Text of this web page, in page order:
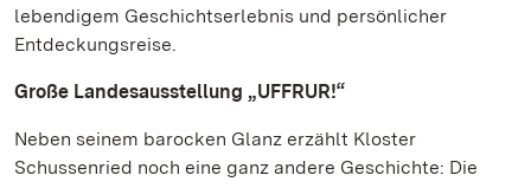
lebendigem Geschichtserlebnis und persönlicher
Entdeckungsreise.
Große Landesausstellung „UFFRUR!“
Neben seinem barocken Glanz erzählt Kloster
Schussenried noch eine ganz andere Geschichte: Die